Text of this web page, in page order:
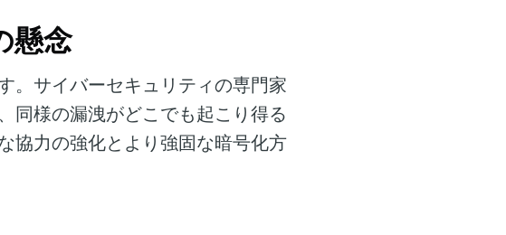
懸念
。サイバーセキュリティの専門家
同様の漏洩がどこでも起こり得る
協力の強化とより強固な暗号化方